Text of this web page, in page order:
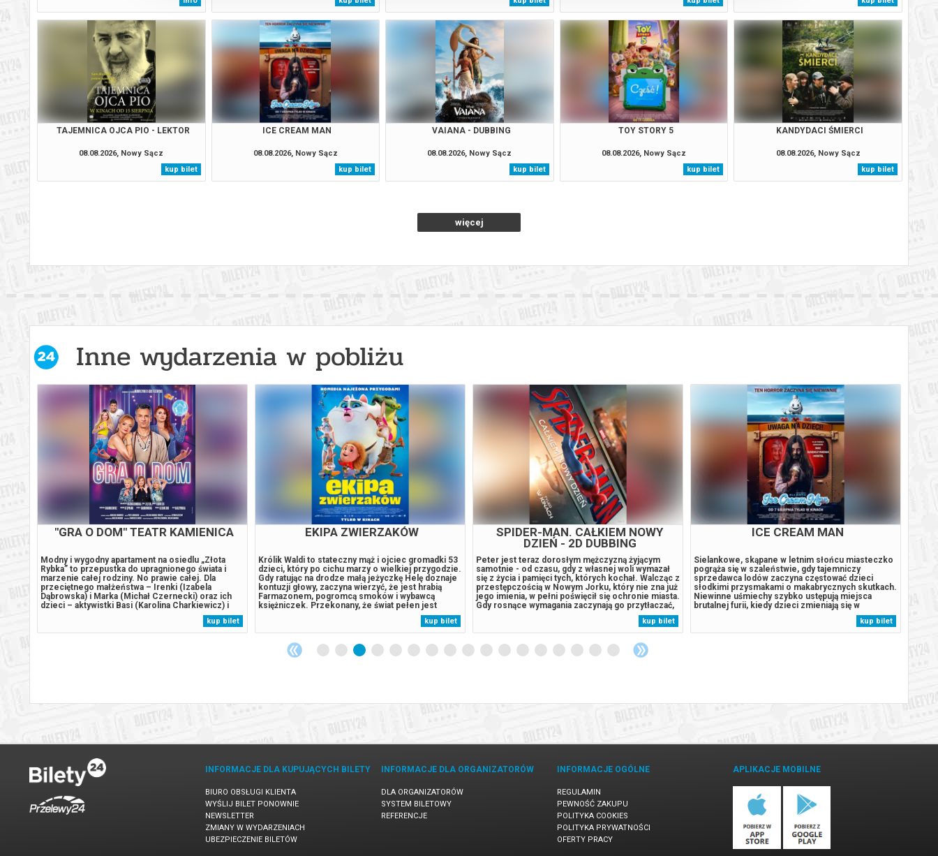
TAJEMNICA OJCA PIO - LEKTOR
08.08.2026, Nowy Sącz
kup bilet
ICE CREAM MAN
08.08.2026, Nowy Sącz
kup bilet
VAIANA - DUBBING
08.08.2026, Nowy Sącz
kup bilet
TOY STORY 5
08.08.2026, Nowy Sącz
kup bilet
KANDYDACI ŚMIERCI
08.08.2026, Nowy Sącz
kup bilet
więcej
Inne wydarzenia w pobliżu
"GRA O DOM" TEATR KAMIENICA
Modny i wygodny apartament na osiedlu „Złota
Rybka” to przepustka do upragnionego świata i
marzenie całej rodziny. No prawie całej. Dla
przeciętnego małżeństwa – Irenki (Izabela
Dąbrowska) i Marka (Michał Czernecki) oraz ich
dzieci – aktywistki Basi (Karolina Charkiewicz) i
Stępniak/Jędrzej Wielecki) to nie tylko metry
kwadratowe, ale także bilet do klasy wyższej.
kup bilet
EKIPA ZWIERZAKÓW
Królik Waldi to stateczny mąż i ojciec gromadki 53
dzieci, który po cichu marzy o wielkiej przygodzie.
Gdy ratując na drodze małą jeżyczkę Helę doznaje
kontuzji głowy, zaczyna wierzyć, że jest hrabią
Farmazonem, pogromcą smoków i wybawcą
księżniczek. Przekonany, że świat pełen jest
czekających go wyzwań, porzuca rodzinne strony,
by walczyć ze złem i nieść pomoc słabszym. U
jego boku zaś kroczy Hela,...
kup bilet
SPIDER-MAN. CAŁKIEM NOWY
DZIEŃ - 2D DUBBING
Peter jest teraz dorosłym mężczyzną żyjącym
samotnie - od czasu, gdy z własnej woli wymazał
się z życia i pamięci tych, których kochał. Walcząc z
przestępczością w Nowym Jorku, który nie zna już
jego imienia, w pełni poświęcił się ochronie miasta.
Gdy rosnące wymagania zaczynają go przytłaczać,
presja wywołuje zaskakującą fizyczną przemianę,
która zagraża jego istnieniu, podczas gdy nowy,
niepokojący...
kup bilet
ICE CREAM MAN
Sielankowe, skąpane w letnim słońcu miasteczko
pogrąża się w szaleństwie, gdy tajemniczy
sprzedawca lodów zaczyna częstować dzieci
słodkimi przysmakami o makabrycznych skutkach.
Niewinne uśmiechy szybko ustępują miejsca
brutalnej furii, kiedy dzieci zmieniają się w
bezlitosnych łowców dorosłych. Troje młodych
bohaterów, którym cudem udaje się uniknąć klątwy,
podejmuje desperacki wyścig z czasem, by...
kup bilet
INFORMACJE DLA KUPUJĄCYCH BILETY
BIURO OBSŁUGI KLIENTA
WYŚLIJ BILET PONOWNIE
NEWSLETTER
ZMIANY W WYDARZENIACH
UBEZPIECZENIE BILETÓW
INFORMACJE DLA ORGANIZATORÓW
DLA ORGANIZATORÓW
SYSTEM BILETOWY
REFERENCJE
INFORMACJE OGÓLNE
REGULAMIN
PEWNOŚĆ ZAKUPU
POLITYKA COOKIES
POLITYKA PRYWATNOŚCI
OFERTY PRACY
APLIKACJE MOBILNE